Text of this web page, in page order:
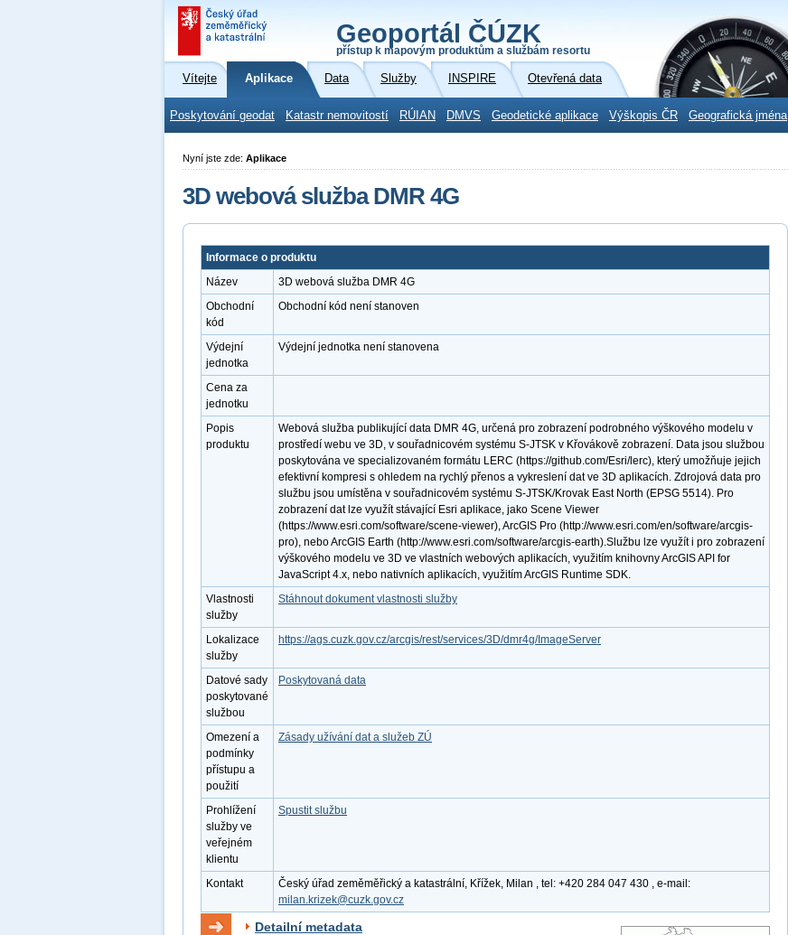
Geoportál ČÚZK
přístup k mapovým produktům a službám resortu
Vítejte Aplikace Data Služby INSPIRE Otevřená data
Poskytování geodat Katastr nemovitostí RÚIAN DMVS Geodetické aplikace Výškopis ČR Geografická jména
Nyní jste zde: Aplikace
3D webová služba DMR 4G
Informace o produktu
Název
3D webová služba DMR 4G
Obchodní
kód
Obchodní kód není stanoven
Výdejní
jednotka
Výdejní jednotka není stanovena
Cena za
jednotku
Popis
produktu
Webová služba publikující data DMR 4G, určená pro zobrazení podrobného výškového modelu v
prostředí webu ve 3D, v souřadnicovém systému S-JTSK v Křovákově zobrazení. Data jsou službou
poskytována ve specializovaném formátu LERC (https://github.com/Esri/lerc), který umožňuje jejich
efektivní kompresi s ohledem na rychlý přenos a vykreslení dat ve 3D aplikacích. Zdrojová data pro
službu jsou umístěna v souřadnicovém systému S-JTSK/Krovak East North (EPSG 5514). Pro
zobrazení dat lze využít stávající Esri aplikace, jako Scene Viewer
(https://www.esri.com/software/scene-viewer), ArcGIS Pro (http://www.esri.com/en/software/arcgis-
pro), nebo ArcGIS Earth (http://www.esri.com/software/arcgis-earth).Službu lze využít i pro zobrazení
výškového modelu ve 3D ve vlastních webových aplikacích, využitím knihovny ArcGIS API for
JavaScript 4.x, nebo nativních aplikacích, využitím ArcGIS Runtime SDK.
Vlastnosti
služby
Stáhnout dokument vlastnosti služby
Lokalizace
služby
https://ags.cuzk.gov.cz/arcgis/rest/services/3D/dmr4g/ImageServer
Datové sady
poskytované
službou
Poskytovaná data
Omezení a
podmínky
přístupu a
použití
Zásady užívání dat a služeb ZÚ
Prohlížení
služby ve
veřejném
klientu
Spustit službu
Kontakt
Český úřad zeměměřický a katastrální, Křížek, Milan , tel: +420 284 047 430 , e-mail:
milan.krizek@cuzk.gov.cz
Detailní metadata